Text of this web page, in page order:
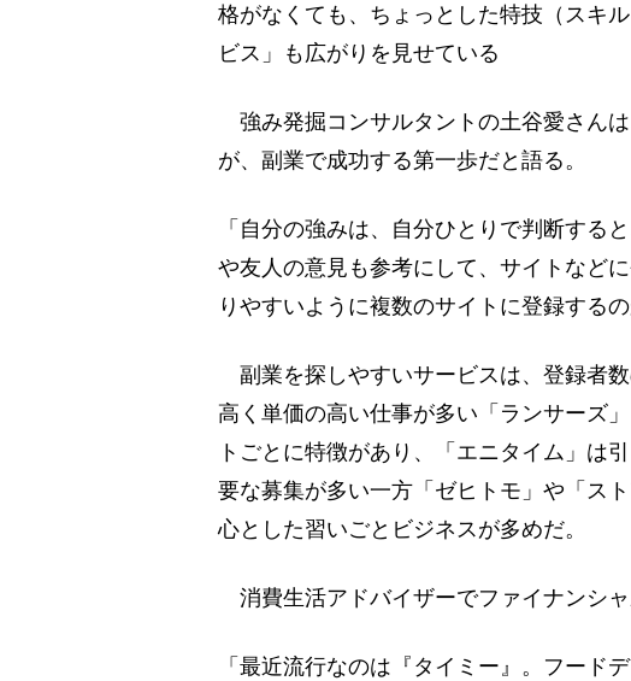
格がなくても、ちょっとした特技（スキ
ビス」も広がりを見せている
強み発掘コンサルタントの土谷愛さん
が、副業で成功する第一歩だと語る。
「自分の強みは、自分ひとりで判断する
や友人の意見も参考にして、サイトなど
りやすいように複数のサイトに登録するの
副業を探しやすいサービスは、登録者
高く単価の高い仕事が多い「ランサーズ
トごとに特徴があり、「エニタイム」は
要な募集が多い一方「ゼヒトモ」や「ス
心とした習いごとビジネスが多めだ。
消費生活アドバイザーでファイナンシ
「最近流行なのは『タイミー』。フード